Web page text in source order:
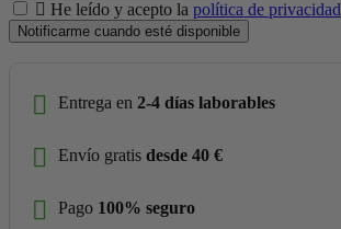
He leído y acepto la política de privacidad
Notificarme cuando esté disponible
Entrega en 2-4 días laborables
Envío gratis desde 40 €
Pago 100% seguro